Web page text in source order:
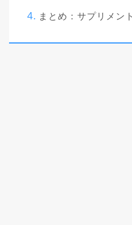
まとめ：サプリメン